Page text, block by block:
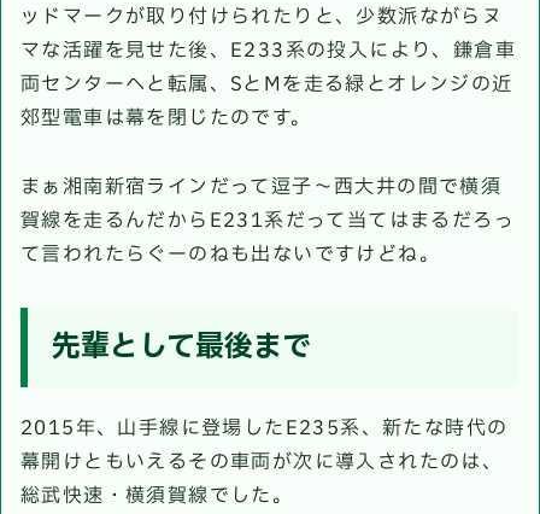
ッドマークが取り付けられたりと、少数派ながらヌ
マな活躍を見せた後、E233系の投入により、鎌倉車
両センターへと転属、SとMを走る緑とオレンジの近
郊型電車は幕を閉じたのです。
まぁ湘南新宿ラインだって逗子～西大井の間で横須
賀線を走るんだからE231系だって当てはまるだろっ
て言われたらぐーのねも出ないですけどね。
先輩として最後まで
2015年、山手線に登場したE235系、新たな時代の
幕開けともいえるその車両が次に導入されたのは、
総武快速・横須賀線でした。